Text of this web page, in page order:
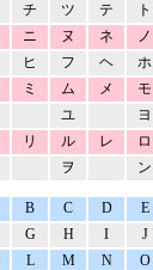
チ ツ テ
ト
ニ ヌ ネ
ノ
ヒ フ ヘ
ホ
ミ ム メ
モ
ユ
ヨ
リ ル レ
ロ
ヲ ン
B C D
E
G H I
J
L M N
O